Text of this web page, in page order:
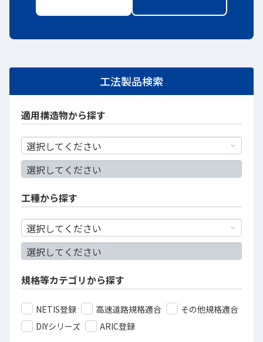
工法製品検索
適用構造物から探す
工種から探す
規格等カテゴリから探す
NETIS登録 高速道路規格適合
その他規格適合
DIYシリーズ
ARIC登録